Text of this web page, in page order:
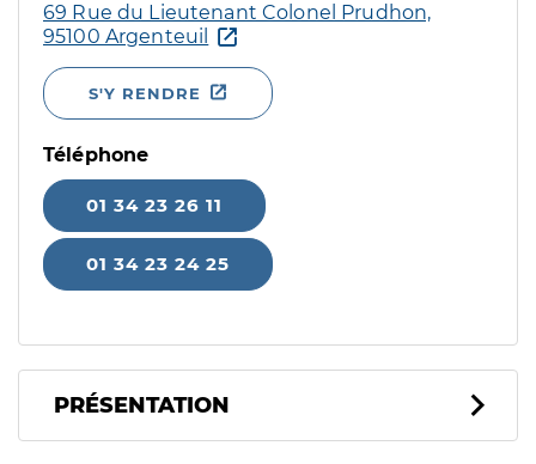
69 Rue du Lieutenant Colonel Prudhon,
95100 Argenteuil
S'Y RENDRE
Téléphone
01 34 23 26 11
01 34 23 24 25
PRÉSENTATION